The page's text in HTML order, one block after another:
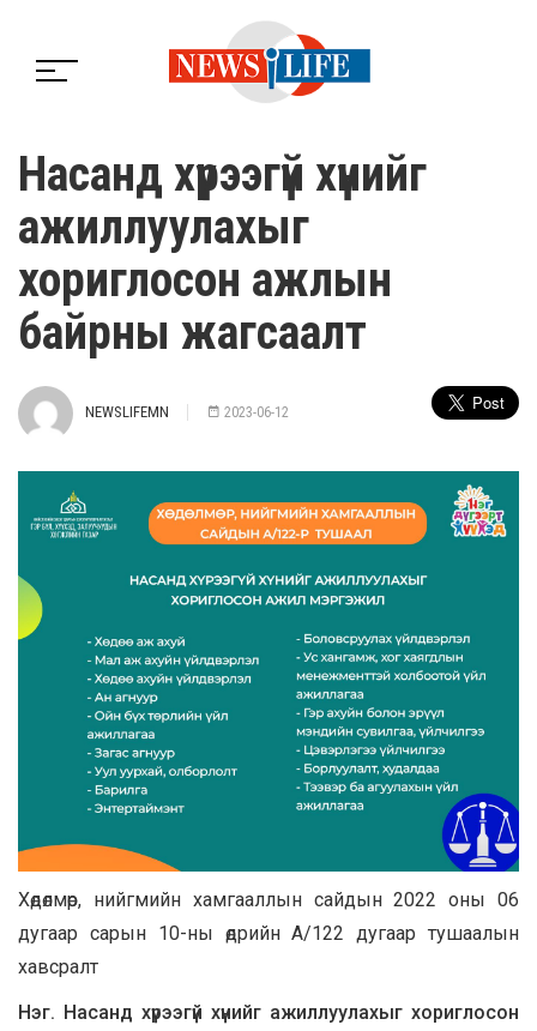
Насанд хүрээгүй хүнийг
ажиллуулахыг
хориглосон ажлын
байрны жагсаалт
NEWSLIFEMN 2023-06-12
Хөдөлмөр, нийгмийн хамгааллын сайдын 2022 оны 06
дугаар сарын 10-ны өдрийн А/122 дугаар тушаалын
хавсралт
Нэг. Насанд хүрээгүй хүнийг ажиллуулахыг хориглосон